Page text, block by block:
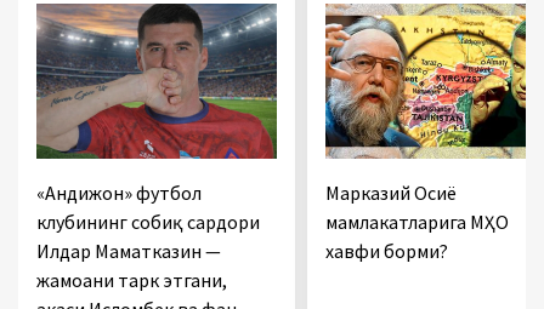
«Андижон» футбол
клубининг собиқ сардори
Илдар Маматказин —
жамоани тарк этгани,
Марказий Осиё
мамлакатларига МҲО
хавфи борми?